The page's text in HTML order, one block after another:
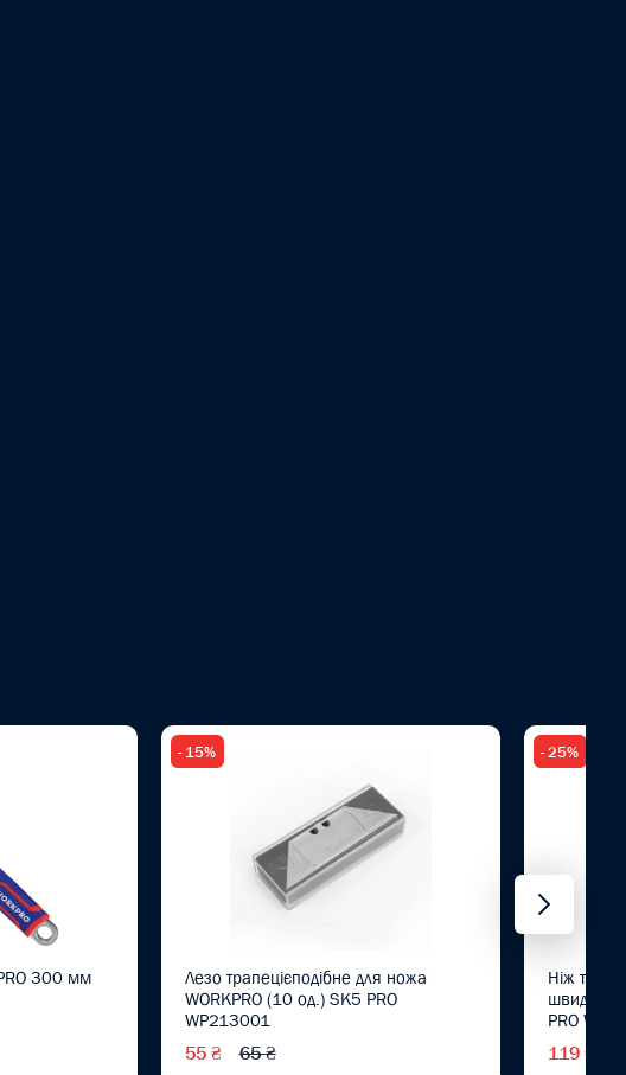
300 мм
- 15%
Лезо трапецієподібне для ножа
WORKPRO (10 од.) SK5 PRO
WP213001
55 ₴ 65 ₴
- 25%
Ніж
швидкою
PRO
119 ₴